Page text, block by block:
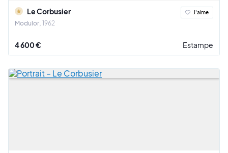
Le Corbusier
Modulor 1962
J'aime
4 600 € Estampe